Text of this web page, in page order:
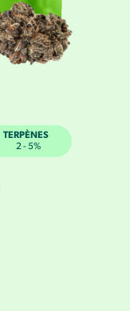
TERPÈNES
2 - 5%